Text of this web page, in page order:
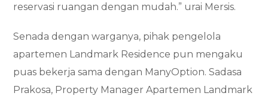
reservasi ruangan dengan mudah.” urai Mersis.
Senada dengan warganya, pihak pengelola
apartemen Landmark Residence pun mengaku
puas bekerja sama dengan ManyOption. Sadasa
Prakosa, Property Manager Apartemen Landmark